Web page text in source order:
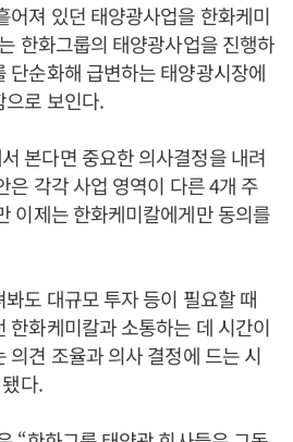
어져 있던 태양광사업을 한화케미
한화그룹의 태양광사업을 진행하
단순화해 급변하는 태양광시장에
로 보인다.
본다면 중요한 의사결정을 내려
은 각각 사업 영역이 다른 4개 주
이제는 한화케미칼에게만 동의를
도 대규모 투자 등이 필요할 때
한화케미칼과 소통하는 데 시간이
의견 조율과 의사 결정에 드는 시
다.